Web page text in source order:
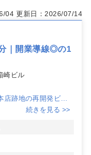
04 更新日：2026/07/14
｜開業導線◎の1
崎ビル
店跡地の再開発ビ
によりクリニックの
天宮前」徒歩3分、
続きを見る >>